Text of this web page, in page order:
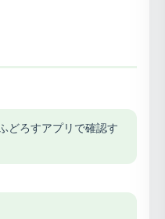
どろすアプリで確認す